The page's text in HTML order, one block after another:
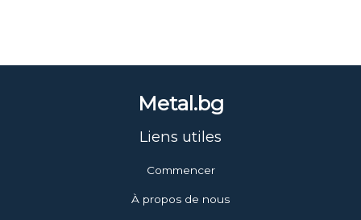
Metal.bg
Liens utiles
Commencer
À propos de nous